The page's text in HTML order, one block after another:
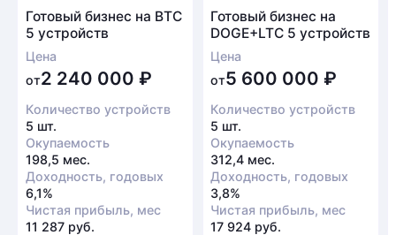
Заполните форму и мы свяжемся с вами в
ближайшее время
Заказать звонок
Готовый бизнес на BTC
5 устройств
Цена
от2 240 000 ₽
Количество устройств
5 шт.
Окупаемость
198,5 мес.
Доходность, годовых
6,1%
Чистая прибыль, мес
11 287 руб.
Готовый бизнес на
DOGE+LTC 5 устройств
Цена
от5 600 000₽
Количество устройств
5 шт.
Окупаемость
312,4 мес.
Доходность, годовых
3,8%
Чистая прибыль, мес
17 924 руб.